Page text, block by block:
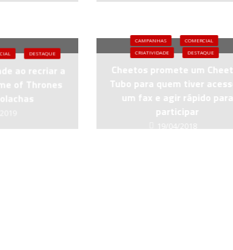
DESTAQUE
ao recriar a
of Thrones
CAMPANHAS
COMERCIAL
CRIATIVIDADE
DESTAQUE
Cheetos promete um
Tubo para quem tiver
um fax e agir rápido para
participar
19/04/2018